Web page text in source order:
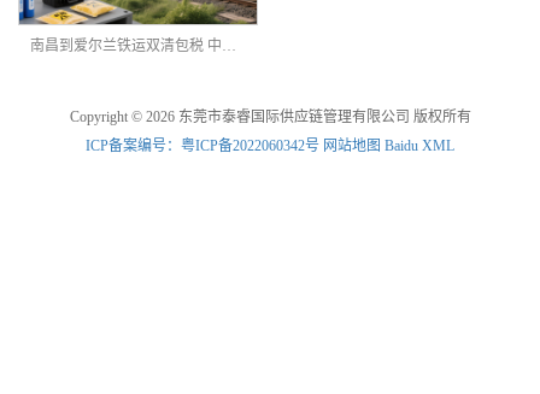
南昌到爱尔兰铁运双清包税 中欧班列
Copyright © 2026 东莞市泰睿国际供应链管理有限公司 版权所有
ICP备案编号：粤ICP备2022060342号 网站地图 Baidu XML